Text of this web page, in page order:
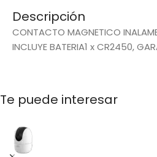
Descripción
CONTACTO MAGNETICO
INCLUYE BATERIA1 x CR2450,
Te puede interesar